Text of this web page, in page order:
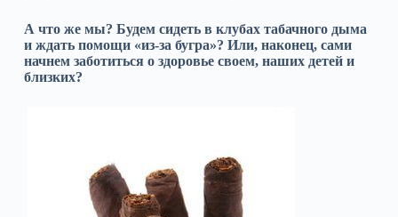
А что же мы? Будем сидеть в клубах табачного дыма
и ждать помощи «из-за бугра»? Или, наконец, сами
начнем заботиться о здоровье своем, наших детей и
близких?